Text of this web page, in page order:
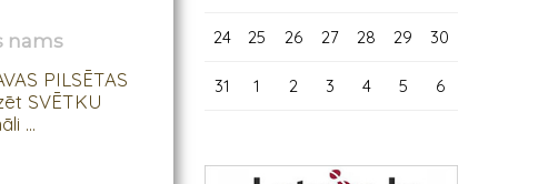
nams
PILSĒTAS
SVĒTKU
...
24 25 26 27 28 29 30
31 1 2 3 4 5 6